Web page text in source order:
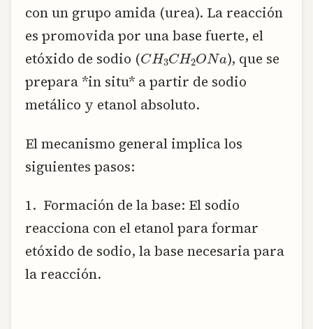
con un grupo amida (urea). La reacción
es promovida por una base fuerte, el
etóxido de sodio (
CH3CH2 ONa
), que se
prepara *in situ* a partir de sodio
metálico y etanol absoluto.
El mecanismo general implica los
siguientes pasos:
1. Formación de la base: El sodio
reacciona con el etanol para formar
etóxido de sodio, la base necesaria para
la reacción.